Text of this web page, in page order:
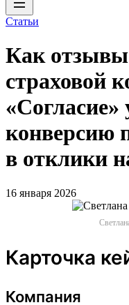
Статьи
Как
страховой
«Согласие»
конверсию
в отклики
16 января 2026
Карточка
Компания